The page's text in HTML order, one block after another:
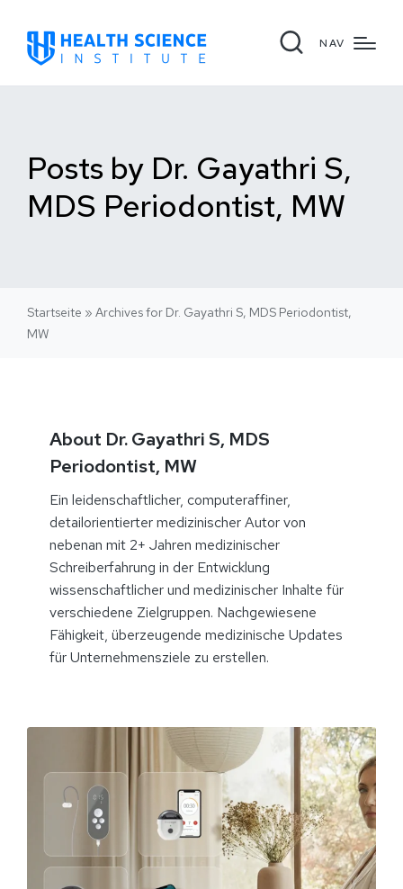
NAV
Posts by Dr. Gayathri S,
MDS Periodontist, MW
Startseite » Archives for Dr. Gayathri S, MDS Periodontist,
MW
About Dr. Gayathri S, MDS
Periodontist, MW
Ein leidenschaftlicher, computeraffiner,
detailorientierter medizinischer Autor von
nebenan mit 2+ Jahren medizinischer
Schreiberfahrung in der Entwicklung
wissenschaftlicher und medizinischer Inhalte für
verschiedene Zielgruppen. Nachgewiesene
Fähigkeit, überzeugende medizinische Updates
für Unternehmensziele zu erstellen.